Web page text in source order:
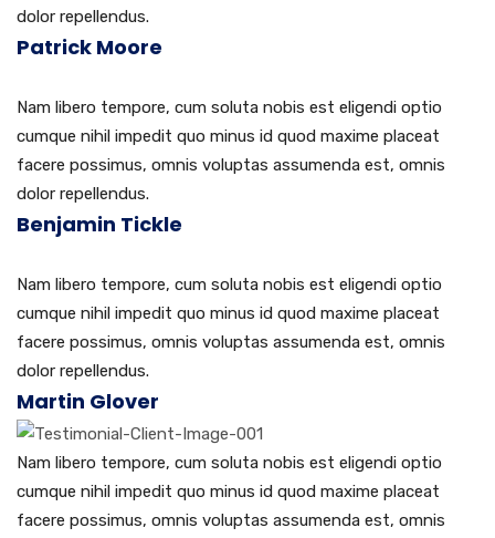
dolor repellendus.
Patrick Moore
Nam libero tempore, cum soluta nobis est eligendi optio
cumque nihil impedit quo minus id quod maxime placeat
facere possimus, omnis voluptas assumenda est, omnis
dolor repellendus.
Benjamin Tickle
Nam libero tempore, cum soluta nobis est eligendi optio
cumque nihil impedit quo minus id quod maxime placeat
facere possimus, omnis voluptas assumenda est, omnis
dolor repellendus.
Martin Glover
Nam libero tempore, cum soluta nobis est eligendi optio
cumque nihil impedit quo minus id quod maxime placeat
facere possimus, omnis voluptas assumenda est, omnis